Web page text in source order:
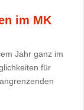
im MK
Jahr ganz im
für